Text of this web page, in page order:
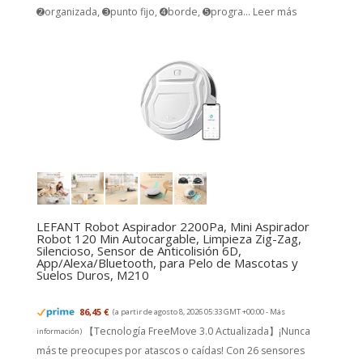
➋organizada, ➌punto fijo, ➍borde, ➎progra... Leer más
LEFANT Robot Aspirador 2200Pa, Mini Aspirador
Robot 120 Min Autocargable, Limpieza Zig-Zag,
Silencioso, Sensor de Anticolisión 6D,
App/Alexa/Bluetooth, para Pelo de Mascotas y
Suelos Duros, M210
86,45 € (a partir de agosto 8, 2026 05:33 GMT +00:00 - Más
información)
【Tecnología FreeMove 3.0 Actualizada】¡Nunca
más te preocupes por atascos o caídas! Con 26 sensores